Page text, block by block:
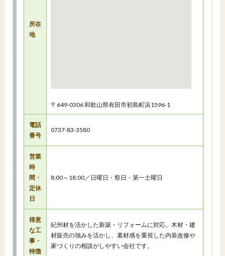
所在
地
〒649-0306 和歌山県有田市初島町浜1596-1
電話
番号
0737-83-3580
営業
時
間・
定休
日
8:00～18:00／日曜日・祭日・第一土曜日
得意
な工
事・
特徴
紀州材を活かした新築・リフォームに対応。木材・建
材販売の強みを活かし、素材感を重視した内装改修や
家づくりの相談がしやすい会社です。